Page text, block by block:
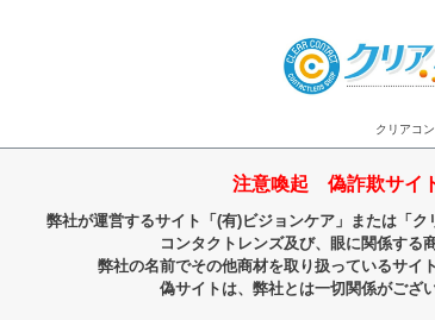
クリアコ
注意喚起 偽詐欺サイ
弊社が運営するサイト「(有)ビジョンケア」または「
コンタクトレンズ及び、眼に関係する
弊社の名前でその他商材を取り扱っているサイ
偽サイトは、弊社とは一切関係がござ